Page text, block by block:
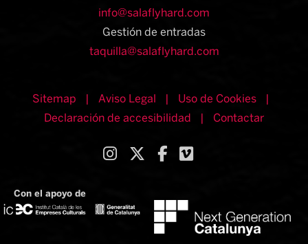
info@salaflyhard.com
Gestión de entradas
taquilla@salaflyhard.com
Sitemap Aviso Legal Uso de Cookies
Declaración de accesibilidad
Contactar
Link a instagram
Link a twitter
Link a facebook
Con el apoyo de